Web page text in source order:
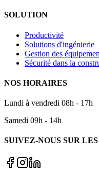
SOLUTION
Productivité
Solutions d'ingénierie
Gestion des
Sécurité dans la
NOS HORAIRES
Lundi à vendredi 08h - 17h
Samedi 09h - 14h
SUIVEZ-NOUS SUR